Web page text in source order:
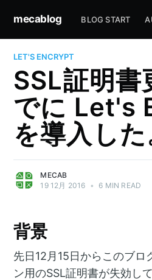
mecablog BLOG START
LET'S ENCRYPT
SSL証明書
でに Let's
を導入した
MECAB
19 12月 2016 • 6 MIN READ
背景
先日12月15日からこのブロ
ン用のSSL証明書が失効し